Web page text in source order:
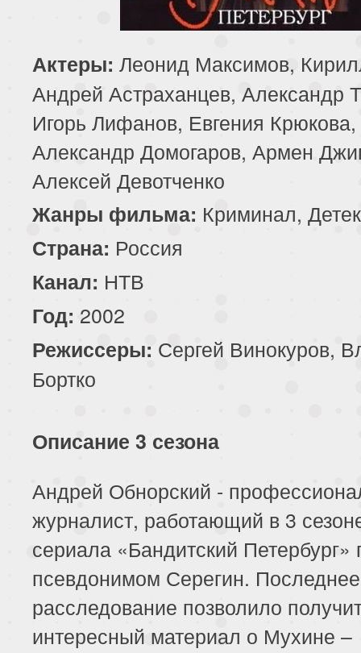
Актеры: Леонид Максимов,
Андрей Астраханцев, Александр
Игорь Лифанов, Евгения Крюкова,
Александр Домогаров, Армен
Алексей Девотченко
Жанры фильма: Криминал,
Страна: Россия
Канал: НТВ
Год: 2002
Режиссеры: Сергей Винокуров,
Бортко
Описание 3 сезона
Андрей Обнорский -
журналист, работающий в 3
сериала «Бандитский Петербург»
псевдонимом Серегин. Последнее
расследование позволило
интересный материал о Мухине –